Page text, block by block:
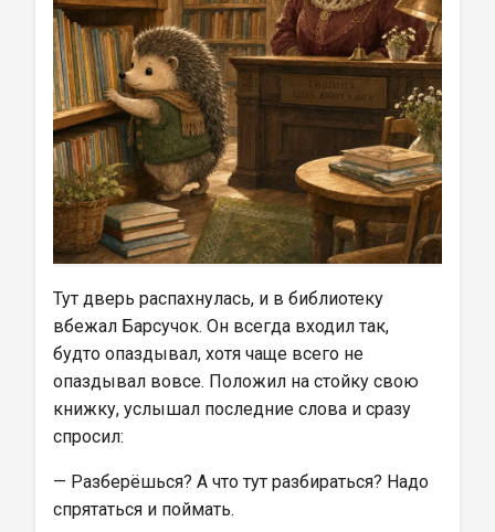
Тут дверь распахнулась, и в библиотеку
вбежал Барсучок. Он всегда входил так,
будто опаздывал, хотя чаще всего не
опаздывал вовсе. Положил на стойку свою
книжку, услышал последние слова и сразу
спросил:
— Разберёшься? А что тут разбираться? Надо
спрятаться и поймать.